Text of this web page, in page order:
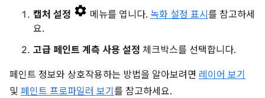
캡처 설정 메뉴를 엽니다. 녹화 설정 표시 를 참고하세
요.
고급 페인트 계측 사용 설정 체크박스를 선택합니다.
페인트 정보와 상호작용하는 방법을 알아보려면 레이어 보기
및 페인트 프로파일러 보기 를 참고하세요.